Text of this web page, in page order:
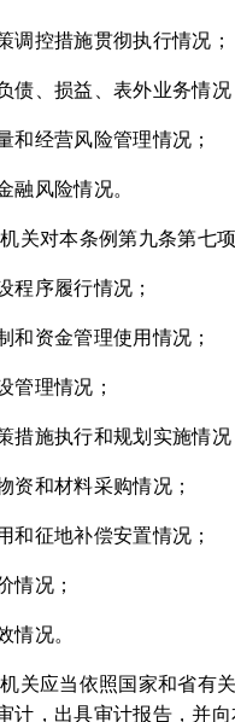
调控措施贯彻执行情况；
债、损益、表外业务情况
和经营风险管理情况；
融风险情况。
关对本条例第九条第七
程序履行情况；
和资金管理使用情况；
管理情况；
措施执行和规划实施情况
资和材料采购情况；
和征地补偿安置情况；
情况；
情况。
关应当依照国家和省有
计，出具审计报告，并